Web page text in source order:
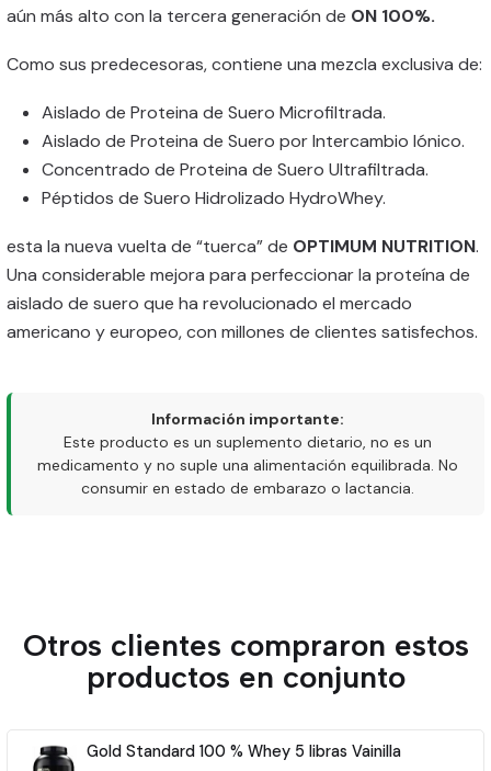
aún más alto con la tercera generación de ON 100%.
Como sus predecesoras, contiene una mezcla exclusiva de:
Aislado de Proteina de Suero Microfiltrada.
Aislado de Proteina de Suero por Intercambio Iónico.
Concentrado de Proteina de Suero Ultrafiltrada.
Péptidos de Suero Hidrolizado HydroWhey.
esta la nueva vuelta de “tuerca” de OPTIMUM NUTRITION.
Una considerable mejora para perfeccionar la proteína de
aislado de suero que ha revolucionado el mercado
americano y europeo, con millones de clientes satisfechos.
Información importante:
Este producto es un suplemento dietario, no es un
medicamento y no suple una alimentación equilibrada. No
consumir en estado de embarazo o lactancia.
Otros clientes compraron estos
productos en conjunto
Gold Standard 100 % Whey 5 libras Vainilla